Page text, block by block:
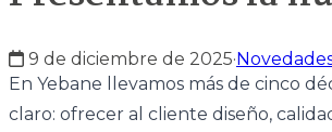
9 de diciembre de 2025·
En Yebane llevamos más de cinco
claro: ofrecer al cliente diseño,